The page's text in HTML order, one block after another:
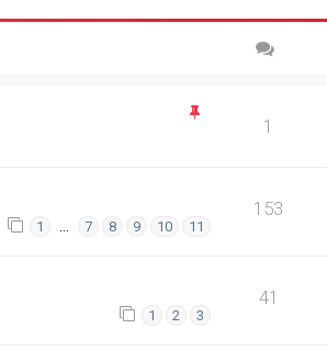
1
1 7 8 9 10 11
153
1 2 3
41